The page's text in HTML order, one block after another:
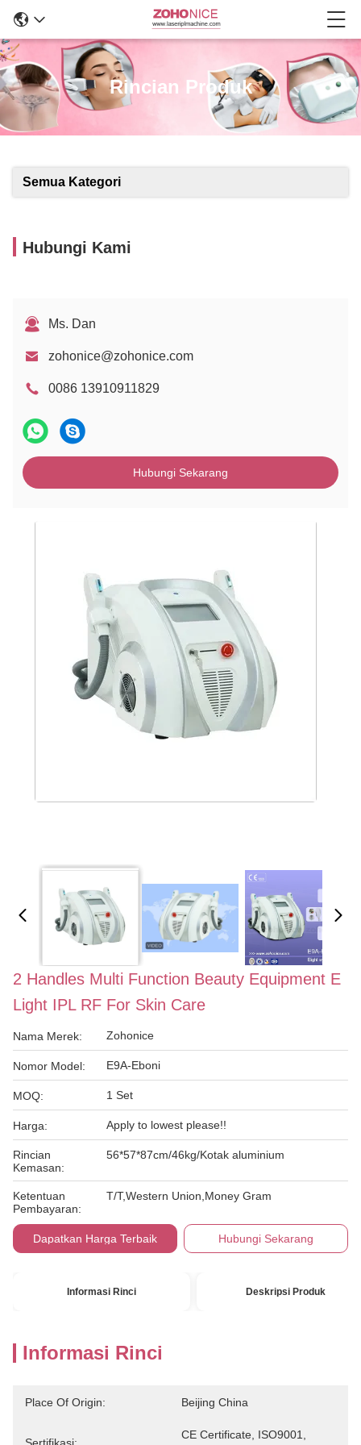
Rincian Produk
Semua Kategori
Hubungi Kami
Ms. Dan
zohonice@zohonice.com
0086 13910911829
Hubungi Sekarang
2 Handles Multi Function Beauty Equipment E
Light IPL RF For Skin Care
Nama Merek: Zohonice
Nomor Model: E9A-Eboni
MOQ: 1 Set
Harga: Apply to lowest please!!
Rincian
Kemasan:
56*57*87cm/46kg/Kotak aluminium
Ketentuan
Pembayaran:
T/T,Western Union,Money Gram
Dapatkan Harga Terbaik Hubungi Sekarang
Informasi Rinci Deskripsi Produk
Informasi Rinci
Place Of Origin: Beijing China
CE Certificate, ISO9001,